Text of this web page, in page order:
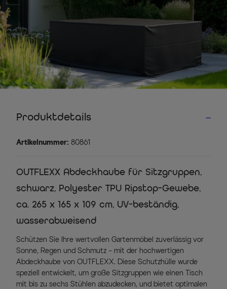
Produktdetails
Artikelnummer: 80861
OUTFLEXX Abdeckhaube für Sitzgruppen,
schwarz, Polyester TPU Ripstop-Gewebe,
ca. 265 x 165 x 109 cm, UV-beständig,
wasserabweisend
Schützen Sie Ihre wertvollen Gartenmöbel zuverlässig vor
Sonne, Regen und Schmutz – mit der hochwertigen
Abdeckhaube von OUTFLEXX. Diese Schutzhülle wurde
speziell entwickelt, um große Sitzgruppen wie einen Tisch
mit bis zu sechs Stühlen abzudecken, und bietet optimalen